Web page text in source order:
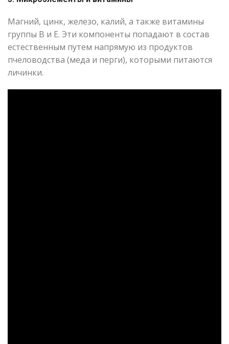
Магний, цинк, железо, калий, а также витамины
группы B и E. Эти компоненты попадают в состав
естественным путем напрямую из продуктов
пчеловодства (меда и перги), которыми питаются
личинки.